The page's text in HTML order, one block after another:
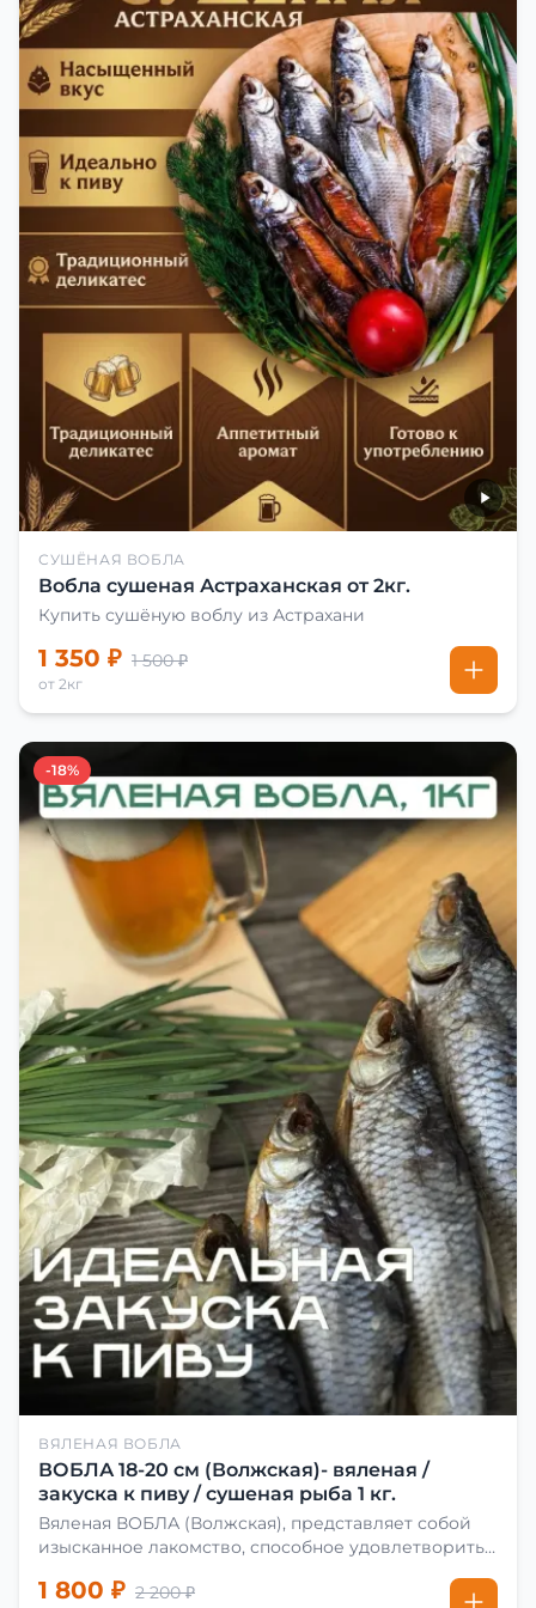
СУШЁНАЯ ВОБЛА
Вобла сушеная Астраханская от 2кг.
Купить сушёную воблу из Астрахани
1 350 ₽ 1 500 ₽
от 2кг
-18%
ВЯЛЕНАЯ ВОБЛА
ВОБЛА 18-20 см (Волжская)- вяленая /
закуска к пиву / сушеная рыба 1 кг.
Вяленая ВОБЛА (Волжская), представляет собой
изысканное лакомство, способное удовлетворить
сделать вяленую воблу, её сначала хорошо солят.
1 800 ₽ 2 200 ₽